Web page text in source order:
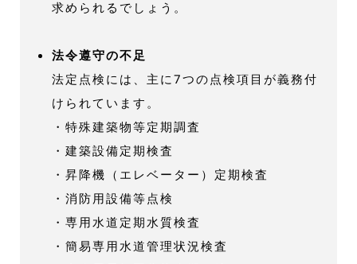
求められるでしょう。
法令遵守の不足
法定点検には、主に7つの点検項目が義務付
けられています。
・特殊建築物等定期調査
・建築設備定期検査
・昇降機（エレベーター）定期検査
・消防用設備等点検
・専用水道定期水質検査
・簡易専用水道管理状況検査